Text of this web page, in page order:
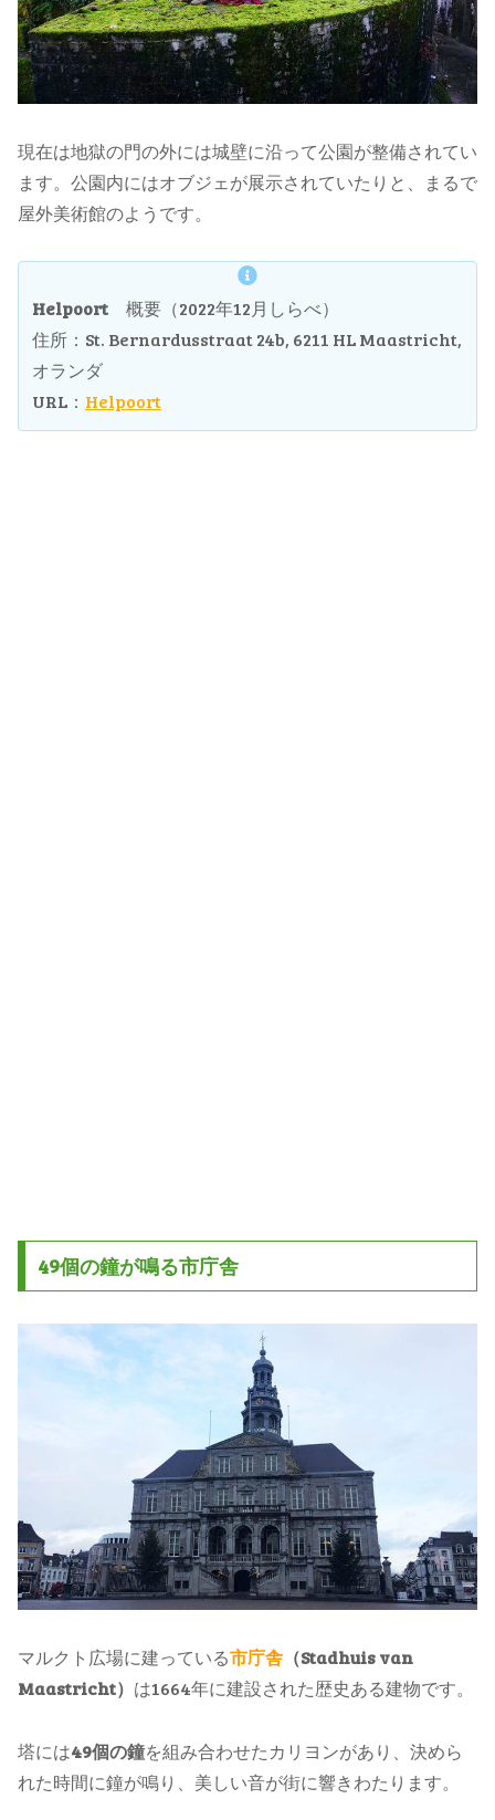
現在は地獄の門の外には城壁に沿って公園が整備されてい
ます。公園内にはオブジェが展示されていたりと、まるで
屋外美術館のようです。
Helpoort 概要（2022年12月しらべ）
住所：St. Bernardusstraat 24b, 6211 HL Maastricht,
オランダ
URL： Helpoort
49個の鐘が鳴る市庁舎
マルクト広場に建っている市庁舎 （Stadhuis van
Maastricht） は1664年に建設された歴史ある建物です。
塔には49個の鐘を組み合わせたカリヨンがあり、決めら
れた時間に鐘が鳴り、美しい音が街に響きわたります。